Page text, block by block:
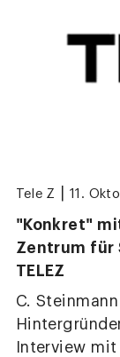
Tele Z 11.
"Konkret"
Zentrum für
TELEZ
C.
Interview